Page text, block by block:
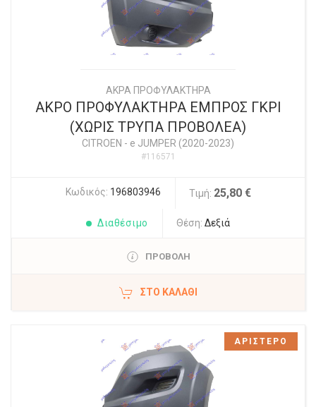
ΑΚΡΑ ΠΡΟΦΥΛΑΚΤΗΡΑ
ΑΚΡΟ ΠΡΟΦΥΛΑΚΤΗΡΑ ΕΜΠΡΟΣ ΓΚΡΙ
(ΧΩΡΙΣ ΤΡΥΠΑ ΠΡΟΒΟΛΕΑ)
CITROEN - e JUMPER (2020-2023)
#116571
Κωδικός: 196803946 Τιμή: 25,80 €
Διαθέσιμο Θέση: Δεξιά
ΠΡΟΒΟΛΗ
ΣΤΟ ΚΑΛΆΘΙ
ΑΡΙΣΤΕΡΟ